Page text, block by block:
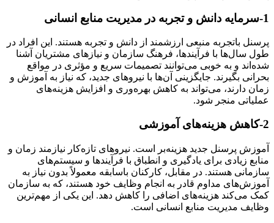
1-سرمایه دانش و تجربه در مدیریت منابع انسانی
پرسنل باتجربه منبعی ارزشمند از دانش و تجربه هستند. این افراد در
طول سال‌ها با فرآیندها، فرهنگ سازمان و نیازهای مشتریان آشنا
شده‌اند و به خوبی می‌توانند تصمیمات سریع و مؤثری در مواقع
بحرانی بگیرند. جایگزینی آن‌ها با نیروهای جدید، که نیاز به آموزش و
زمان دارند، می‌تواند به کاهش بهره‌وری و افزایش هزینه‌های
عملیاتی منجر شود.
2-کاهش هزینه‌های آموزشی
آموزش پرسنل جدید هزینه‌بر است. نیروهای تازه‌کار نیازمند زمان و
منابع زیادی برای یادگیری و انطباق با فرآیندها و سیستم‌های
سازمانی هستند. در مقابل، کارکنان باسابقه معمولاً بدون نیاز به
آموزش‌های مداوم قادر به انجام وظایف خود هستند، که به سازمان
کمک می‌کند هزینه‌های اضافی را کاهش دهد. این یکی از مهم‌ترین
وظایف مدیریت منابع انسانی است.